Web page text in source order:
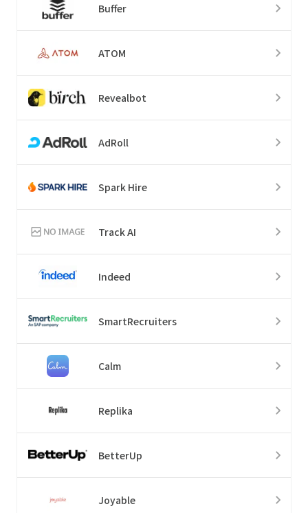
Buffer
ATOM
Revealbot
AdRoll
Spark Hire
Track AI
Indeed
SmartRecruiters
Calm
Replika
BetterUp
Joyable